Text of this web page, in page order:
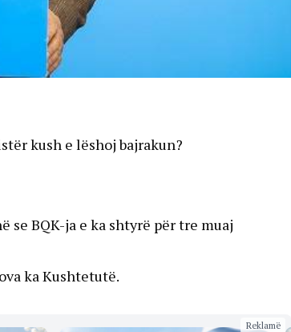
kush e lëshoj bajrakun?
se BQK-ja e ka shtyrë për tre muaj
ka Kushtetutë.
Reklamë